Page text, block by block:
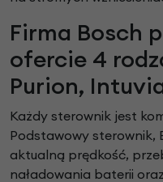
Firma Bosch
ofercie 4
Purion,
Każdy sterownik jest
Podstawowy sterownik,
aktualną prędkość,
naładowania baterii